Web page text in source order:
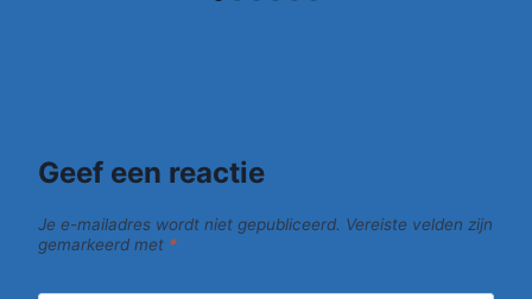
Geef een reactie
Je e-mailadres wordt niet gepubliceerd. Vereiste velden zijn
gemarkeerd met *